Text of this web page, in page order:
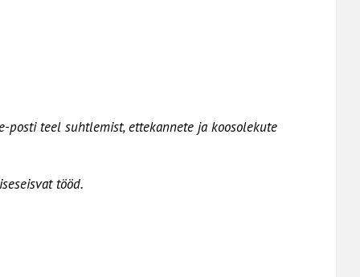
teel suhtlemist, ettekannete ja koosolekute
tööd.